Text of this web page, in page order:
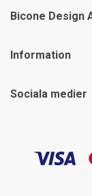
Bicone Design
Information
Sociala medier